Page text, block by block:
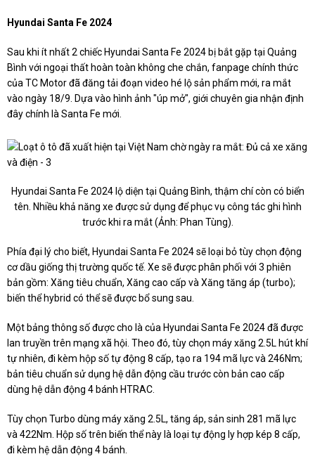
Hyundai Santa Fe 2024
Sau khi ít nhất 2 chiếc Hyundai Santa Fe 2024 bị bắt gặp tại Quảng
Bình với ngoại thất hoàn toàn không che chắn, fanpage chính thức
của TC Motor đã đăng tải đoạn video hé lộ sản phẩm mới, ra mắt
vào ngày 18/9. Dựa vào hình ảnh "úp mở", giới chuyên gia nhận định
đây chính là Santa Fe mới.
Hyundai Santa Fe 2024 lộ diện tại Quảng Bình, thậm chí còn có biển
tên. Nhiều khả năng xe được sử dụng để phục vụ công tác ghi hình
trước khi ra mắt (Ảnh: Phan Tùng).
Phía đại lý cho biết, Hyundai Santa Fe 2024 sẽ loại bỏ tùy chọn động
cơ dầu giống thị trường quốc tế. Xe sẽ được phân phối với 3 phiên
bản gồm: Xăng tiêu chuẩn, Xăng cao cấp và Xăng tăng áp (turbo);
biến thể hybrid có thể sẽ được bổ sung sau.
Một bảng thông số được cho là của Hyundai Santa Fe 2024 đã được
lan truyền trên mạng xã hội. Theo đó, tùy chọn máy xăng 2.5L hút khí
tự nhiên, đi kèm hộp số tự động 8 cấp, tạo ra 194 mã lực và 246Nm;
bản tiêu chuẩn sử dụng hệ dẫn động cầu trước còn bản cao cấp
dùng hệ dẫn động 4 bánh HTRAC.
Tùy chọn Turbo dùng máy xăng 2.5L, tăng áp, sản sinh 281 mã lực
và 422Nm. Hộp số trên biến thể này là loại tự động ly hợp kép 8 cấp,
đi kèm hệ dẫn động 4 bánh.